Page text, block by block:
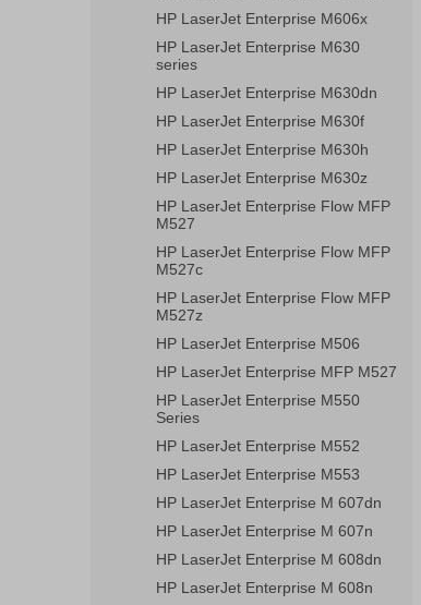
HP LaserJet Enterprise M606x
HP LaserJet Enterprise M630
series
HP LaserJet Enterprise M630dn
HP LaserJet Enterprise M630f
HP LaserJet Enterprise M630h
HP LaserJet Enterprise M630z
HP LaserJet Enterprise Flow MFP
M527
HP LaserJet Enterprise Flow MFP
M527c
HP LaserJet Enterprise Flow MFP
M527z
HP LaserJet Enterprise M506
HP LaserJet Enterprise MFP M527
HP LaserJet Enterprise M550
Series
HP LaserJet Enterprise M552
HP LaserJet Enterprise M553
HP LaserJet Enterprise M 607dn
HP LaserJet Enterprise M 607n
HP LaserJet Enterprise M 608dn
HP LaserJet Enterprise M 608n